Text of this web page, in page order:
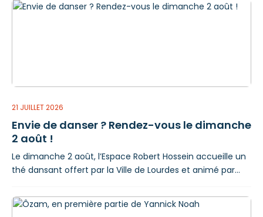
21 JUILLET 2026
Envie de danser ? Rendez-vous le dimanche
2 août !
Le dimanche 2 août, l’Espace Robert Hossein accueille un
thé dansant offert par la Ville de Lourdes et animé par
perspective, entre musiques entraînantes et ambiance
chaleureuse. De 15 h à 19 h, petits pas et grands sourires